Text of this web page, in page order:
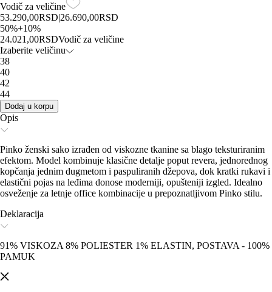
Vodič za veličine
53.290,00RSD|26.690,00RSD
50%+10%
24.021,00RSDVodič za veličine
Izaberite veličinu
38
40
42
44
Dodaj u korpu
Opis
Pinko ženski sako izrađen od viskozne tkanine sa blago teksturiranim
efektom. Model kombinuje klasične detalje poput revera, jednorednog
kopčanja jednim dugmetom i paspuliranih džepova, dok kratki rukavi i
elastični pojas na leđima donose moderniji, opušteniji izgled. Idealno
osveženje za letnje office kombinacije u prepoznatljivom Pinko stilu.
Deklaracija
91% VISKOZA 8% POLIESTER 1% ELASTIN, POSTAVA - 100%
PAMUK